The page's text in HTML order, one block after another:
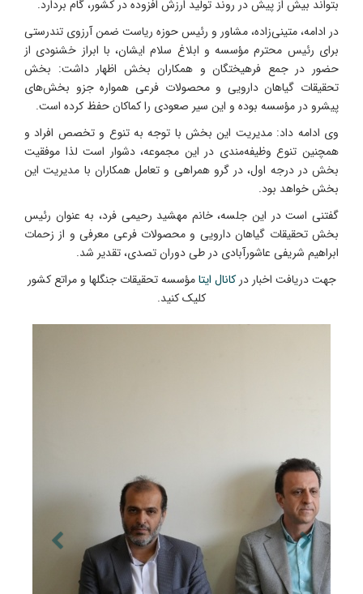
بتواند بیش از پیش در روند تولید ارزش افزوده در کشور، گام بردارد.
در ادامه، متینی‌زاده، مشاور و رئیس حوزه ریاست ضمن آرزوی تندرستی
برای رئیس محترم مؤسسه و ابلاغ سلام ایشان، با ابراز خشنودی از
حضور در جمع فرهیختگان و همکاران بخش اظهار داشت: بخش
تحقیقات گیاهان دارویی و محصولات فرعی همواره جزو بخش‌های
پیشرو در مؤسسه بوده و این سیر صعودی را کماکان حفظ کرده است.
وی ادامه داد: مدیریت این بخش با توجه به تنوع و تخصص افراد و
همچنین تنوع وظیفه‌مندی در این مجموعه، دشوار است لذا موفقیت
بخش در درجه اول، در گرو همراهی و تعامل همکاران با مدیریت این
بخش خواهد بود.
گفتنی است در این جلسه، خانم مهشید رحیمی فرد، به عنوان رئیس
بخش تحقیقات گیاهان دارویی و محصولات فرعی معرفی و از زحمات
ابراهیم شریفی عاشورآبادی در طی دوران تصدی، تقدیر شد.
جهت دریافت اخبار درکانال ایتامؤسسه تحقیقات جنگلها و مراتع کشور
کلیک کنید.